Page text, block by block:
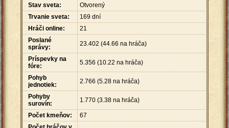
Stav sveta:
Otvorený
Trvanie sveta:
169 dní
Hráči online:
21
Poslané
správy:
23.402 (44.66 na hráča)
Príspevky na
fóre:
5.356 (10.22 na hráča)
Pohyb
jednotiek:
2.766 (5.28 na hráča)
Pohyby
surovín:
1.770 (3.38 na hráča)
Počet kmeňov:
67